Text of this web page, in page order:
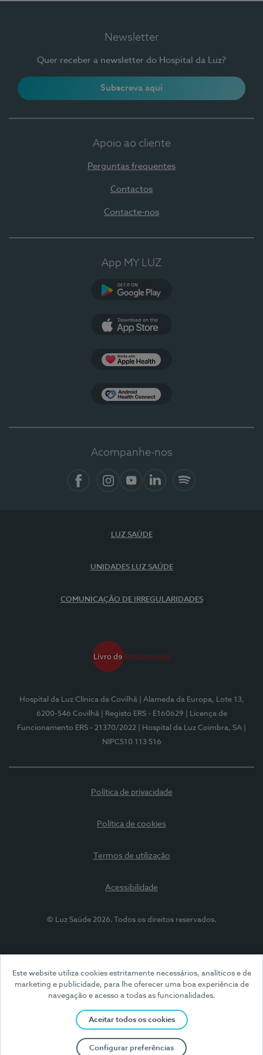
Este website utiliza cookies estritamente necessários, analíticos e de
marketing e publicidade, para lhe oferecer uma boa experiência de
navegação e acesso a todas as funcionalidades.
Aceitar todos os cookies
Configurar preferências
Newsletter
Quer receber a newsletter do Hospital da Luz?
Subscreva aqui
Apoio ao cliente
Perguntas frequentes
Contactos
Contacte-nos
App MY LUZ
Acompanhe-nos
LUZ SAÚDE
UNIDADES LUZ SAÚDE
COMUNICAÇÃO DE IRREGULARIDADES
Hospital da Luz Clínica da Covilhã
| Alameda da Europa, Lote 13,
6200-546 Covilhã
| Registo ERS - E160629
| Licença de
Funcionamento ERS - 21370/2022
| Hospital da Luz Coimbra, SA
NIPC510 113 516
Política de privacidade
Política de cookies
Termos de utilização
Acessibilidade
© Luz Saúde 2026. Todos os direitos reservados.